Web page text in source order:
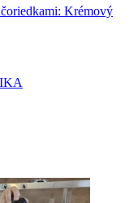
Krémový